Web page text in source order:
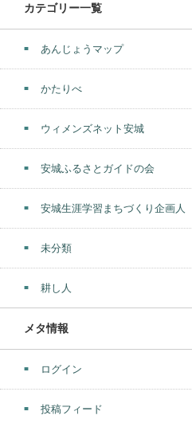
カテゴリー一覧
あんじょうマップ
かたりべ
ウィメンズネット安城
安城ふるさとガイドの会
安城生涯学習まちづくり企画人
未分類
耕し人
メタ情報
ログイン
投稿フィード